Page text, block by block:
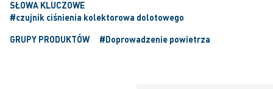
SŁOWA KLUCZOWE
#czujnik ciśnienia kolektorowa dolotowego
GRUPY PRODUKTÓW
#Doprowadzenie powietrza